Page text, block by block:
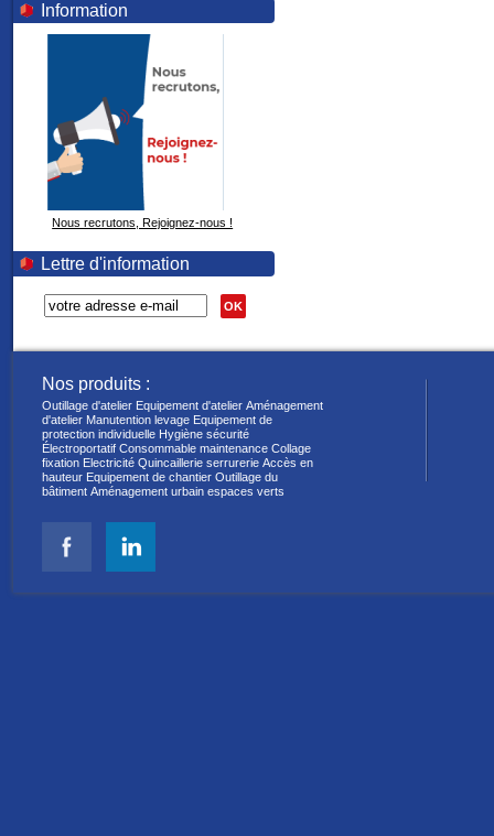
Information
Nous recrutons, Rejoignez-nous !
Lettre d'information
OK
Nos produits :
Outillage d'atelier Equipement d'atelier Aménagement
d'atelier Manutention levage Equipement de
protection individuelle Hygiène sécurité
Électroportatif Consommable maintenance Collage
fixation Electricité Quincaillerie serrurerie Accès en
hauteur Equipement de chantier Outillage du
bâtiment Aménagement urbain espaces verts